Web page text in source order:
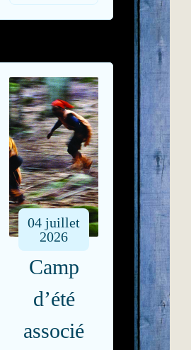
04 juillet
2026
Camp
d’été
associé